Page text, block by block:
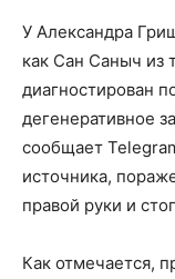
У Александра
как Сан Саныч из
диагностирован
дегенеративное
сообщает
источника,
правой руки и
Как отмечается,